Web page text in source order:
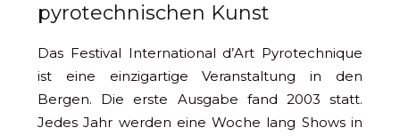
pyrotechnischen Kunst
Das Festival International d’Art Pyrotechnique
ist eine einzigartige Veranstaltung in den
Bergen. Die erste Ausgabe fand 2003 statt.
Jedes Jahr werden eine Woche lang Shows in